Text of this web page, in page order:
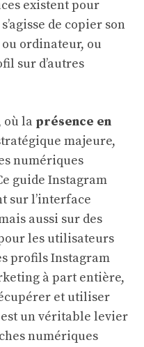
existent pour
de copier son
ordinateur, ou
sur d’autres
où la présence en
majeure,
numériques
guide Instagram
sur l’interface
aussi sur des
les utilisateurs
profils Instagram
à part entière,
et utiliser
est un véritable levier
numériques